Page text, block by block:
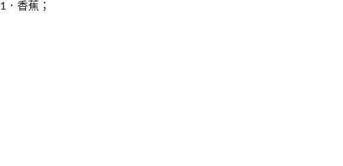
1．香蕉；